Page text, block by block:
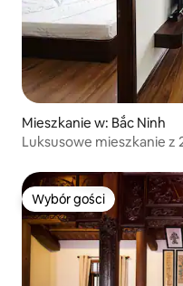
Mieszkanie w: Bắc Ninh
Luksusowe mieszkanie z
Wybór gości
Wybór gości